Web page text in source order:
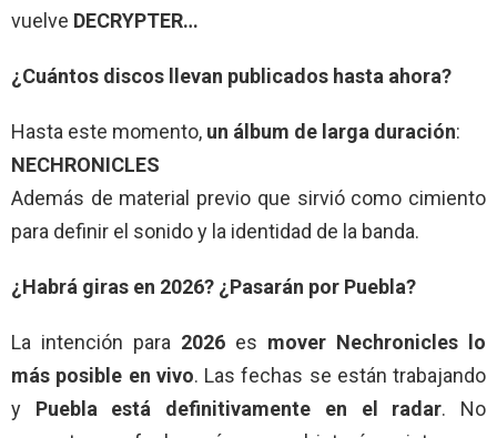
vuelve DECRYPTER…
¿Cuántos discos llevan publicados hasta ahora?
Hasta este momento, un álbum de larga duración:
NECHRONICLES
Además de material previo que sirvió como cimiento
para definir el sonido y la identidad de la banda.
¿Habrá giras en 2026? ¿Pasarán por Puebla?
La intención para 2026 es mover Nechronicles lo
más posible en vivo. Las fechas se están trabajando
y Puebla está definitivamente en el radar. No